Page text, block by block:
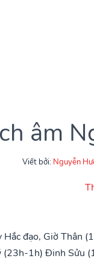
âm
Viết bởi: Nguyễn
Hắc đạo, Giờ Thân
(23h-1h) Đinh Sửu